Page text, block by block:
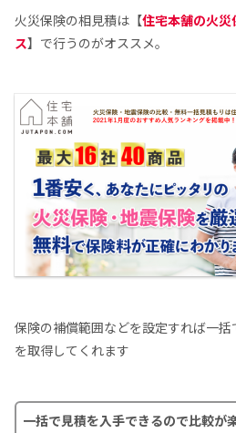
火災保険の相見積は【住宅本舗の火
ス】で行うのがオススメ。
保険の補償範囲などを設定すれば一
を取得してくれます
一括で見積を入手できるので比較が